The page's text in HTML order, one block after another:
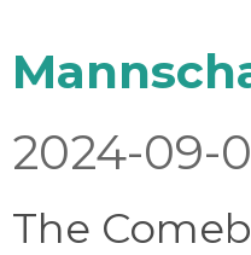
2024-09-
The